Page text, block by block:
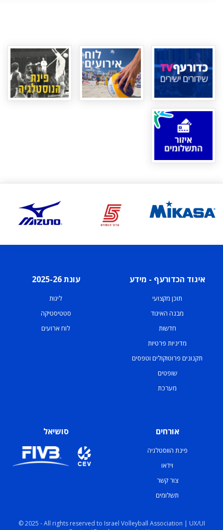
איגוד הכדורעף - מידע
תוכן מקצועי
מבנה האיגוד
חדשות
מדיניות פרטיות
תקנונים פרוטוקולים וטפסים
שופטים
מערכת
עונת 2025-26
ליגות
סטטיסטיקה
לוח ארועים
אורחים
פינת הווסטלגיה
וידאו
צור קשר
תשלומים
סושיאל
© 2025 - All rights reserved to Israel Volleyball Association | UX/UI